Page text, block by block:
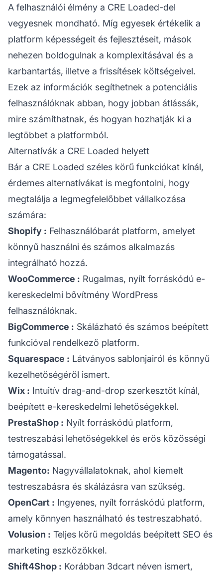
A felhasználói élmény a CRE Loaded-del
vegyesnek mondható. Míg egyesek értékelik a
platform képességeit és fejlesztéseit, mások
nehezen boldogulnak a komplexitásával és a
karbantartás, illetve a frissítések költségeivel.
Ezek az információk segíthetnek a potenciális
felhasználóknak abban, hogy jobban átlássák,
mire számíthatnak, és hogyan hozhatják ki a
legtöbbet a platformból.
Alternatívák a CRE Loaded helyett
Bár a CRE Loaded széles körű funkciókat kínál,
érdemes alternatívákat is megfontolni, hogy
megtalálja a legmegfelelőbbet vállalkozása
számára:
Shopify : Felhasználóbarát platform, amelyet
könnyű használni és számos alkalmazás
integrálható hozzá.
WooCommerce : Rugalmas, nyílt forráskódú e-
kereskedelmi bővítmény WordPress
felhasználóknak.
BigCommerce : Skálázható és számos beépített
funkcióval rendelkező platform.
Squarespace : Látványos sablonjairól és könnyű
kezelhetőségéről ismert.
Wix : Intuitív drag-and-drop szerkesztőt kínál,
beépített e-kereskedelmi lehetőségekkel.
PrestaShop : Nyílt forráskódú platform,
testreszabási lehetőségekkel és erős közösségi
támogatással.
Magento: Nagyvállalatoknak, ahol kiemelt
testreszabásra és skálázásra van szükség.
OpenCart : Ingyenes, nyílt forráskódú platform,
amely könnyen használható és testreszabható.
Volusion : Teljes körű megoldás beépített SEO és
marketing eszközökkel.
Shift4Shop : Korábban 3dcart néven ismert,